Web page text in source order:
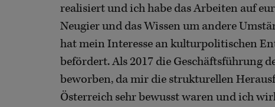
realisiert und ich habe das Arbeiten auf
Neugier und das Wissen um andere
hat mein Interesse an kulturpolitischen
befördert. Als 2017 die Geschäftsführung
beworben, da mir die strukturellen
Österreich sehr bewusst waren und ich